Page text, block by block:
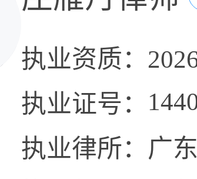
执业资质：
执业证号：
执业律所： 广